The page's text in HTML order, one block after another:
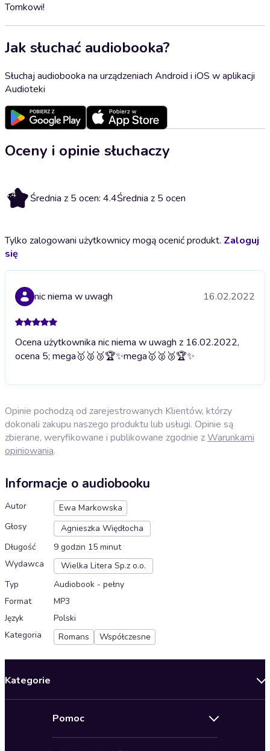
Tomkowi!
Jak słuchać audiobooka?
Słuchaj audiobooka na urządzeniach Android i iOS w aplikacji
Audioteki
Oceny i opinie słuchaczy
4.4 Średnia z 5 ocen: 4.4Średnia z 5 ocen
Tylko zalogowani użytkownicy mogą ocenić produkt. Zaloguj
się
nic niema w uwagh 16.02.2022
Ocena użytkownika nic niema w uwagh z 16.02.2022,
ocena 5; mega🥇🥈🥉🏆✨mega🥇🥈🥉🏆✨
Opinie pochodzą od zarejestrowanych Klientów, którzy
dokonali zakupu naszego produktu lub usługi. Opinie są
zbierane, weryfikowane i publikowane zgodnie zWarunkami
opiniowania.
Informacje o audiobooku
Autor
Ewa Markowska
Głosy
Agnieszka Więdłocha
Długość
9 godzin 15 minut
Wydawca
Wielka Litera Sp.z o.o.
Typ
Audiobook - pełny
Format
MP3
Język
Polski
Kategoria
Romans Współczesne
Kategorie
Pomoc